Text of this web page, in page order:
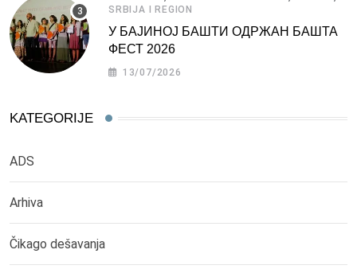
SRBIJA I REGION
У БАЈИНОЈ БАШТИ ОДРЖАН БАШТА
ФЕСТ 2026
13/07/2026
KATEGORIJE
ADS
Arhiva
Čikago dešavanja